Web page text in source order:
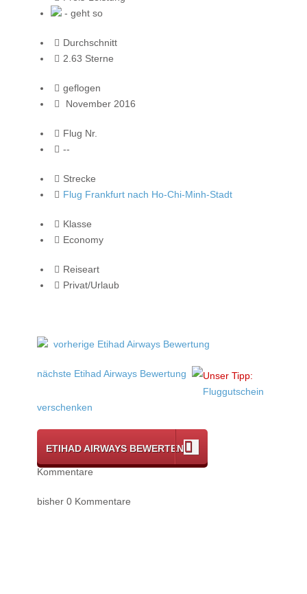
- geht so
Durchschnitt
2.63 Sterne
geflogen
November 2016
Flug Nr.
--
Strecke
Flug Frankfurt nach Ho-Chi-Minh-Stadt
Klasse
Economy
Reiseart
Privat/Urlaub
vorherige Etihad Airways Bewertung
nächste Etihad Airways Bewertung
Unser Tipp:
Fluggutschein
verschenken
ETIHAD AIRWAYS BEWERTEN
Kommentare
bisher 0 Kommentare